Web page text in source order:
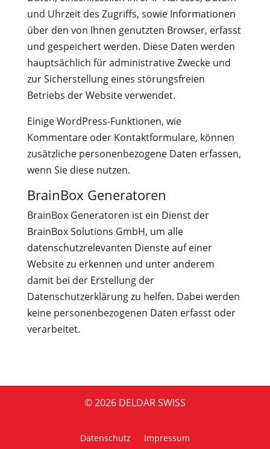
und Uhrzeit des Zugriffs, sowie Informationen
über den von Ihnen genutzten Browser, erfasst
und gespeichert werden. Diese Daten werden
hauptsächlich für administrative Zwecke und
zur Sicherstellung eines störungsfreien
Betriebs der Website verwendet.
Einige WordPress-Funktionen, wie
Kommentare oder Kontaktformulare, können
zusätzliche personenbezogene Daten erfassen,
wenn Sie diese nutzen.
BrainBox Generatoren
BrainBox Generatoren ist ein Dienst der
BrainBox Solutions GmbH, um alle
datenschutzrelevanten Dienste auf einer
Website zu erkennen und unter anderem
damit bei der Erstellung der
Datenschutzerklärung zu helfen. Dabei werden
keine personenbezogenen Daten erfasst oder
verarbeitet.
© 2026DELDAR SWISS
Datenschutz Impressum